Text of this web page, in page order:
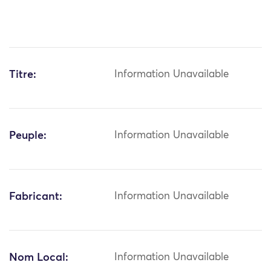
Titre: Information Unavailable
Peuple: Information Unavailable
Fabricant: Information Unavailable
Nom Local: Information Unavailable